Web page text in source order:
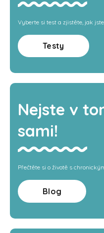
Vyberte si test a zjistěte, jak
Testy
Nejste v
sami!
Přečtěte si o životě s
Blog